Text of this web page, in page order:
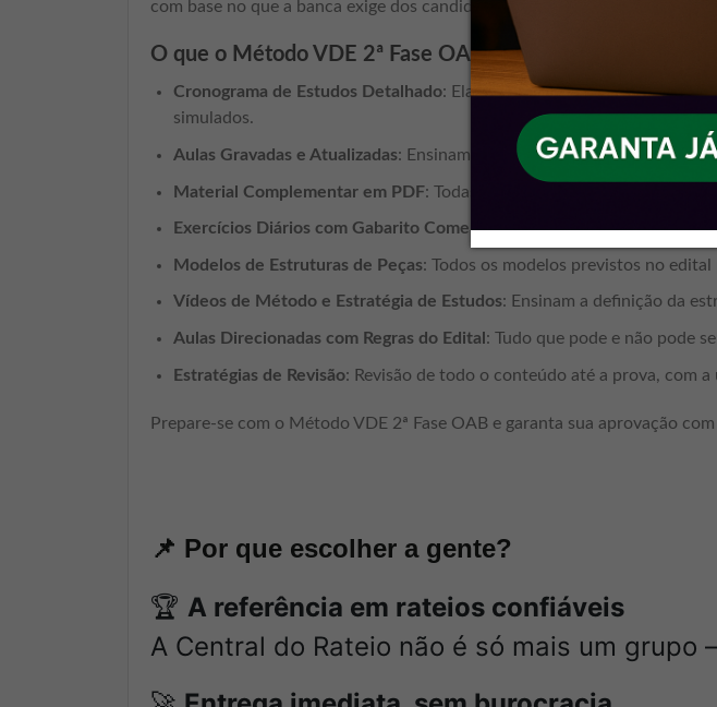
com base no que a banca exige dos candidatos. Nossa metodologia já
O que o Método VDE 2ª Fase OAB oferece?
Cronograma de Estudos Detalhado: Elaborado por Ana Clara
simulados.
Aulas Gravadas e Atualizadas: Ensinam direito material e processual
Material Complementar em PDF: Todas as aulas incluem materiais
Exercícios Diários com Gabarito Comentado: Mantém o método ativo
Modelos de Estruturas de Peças: Todos os modelos previstos no edital
Vídeos de Método e Estratégia de Estudos: Ensinam a definição da
Aulas Direcionadas com Regras do Edital : Tudo que pode e não pode
Estratégias de Revisão: Revisão de todo o conteúdo até a prova, com
Prepare-se com o Método VDE 2ª Fase OAB e garanta sua aprovação
📌 Por que escolher a gente?
🏆 A referência em rateios confiáveis
A Central do Rateio não é só mais um